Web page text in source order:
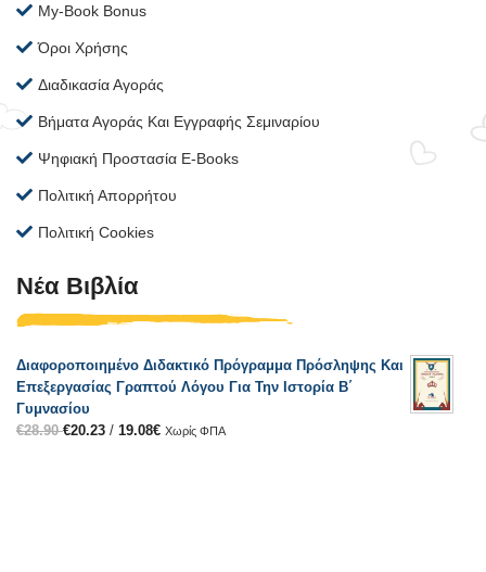
My-Book Bonus
Όροι Χρήσης
Διαδικασία Αγοράς
Βήματα Αγοράς Και Εγγραφής Σεμιναρίου
Ψηφιακή Προστασία E-Books
Πολιτική Απορρήτου
Πολιτική Cookies
Νέα Βιβλία
Διαφοροποιημένο Διδακτικό Πρόγραμμα Πρόσληψης Και
Επεξεργασίας Γραπτού Λόγου Για Την Ιστορία Β΄
Γυμνασίου
€28.90€20.23 / 19.08€ Χωρίς ΦΠΑ